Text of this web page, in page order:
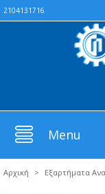
2104131716
Menu
Αρχική > Εξαρτήματα